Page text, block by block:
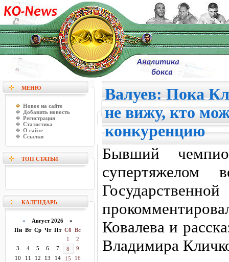
МЕНЮ
Новое на сайте
Добавить новость
Регистрация
Статистика
О сайте
Ссылки
ТОП СТАТЬИ
КАЛЕНДАРЬ
« Август 2026 »
Пн Вт Ср Чт Пт Сб Вс
1
2
3
4 5 6 7 8
9
10
11 12 13 14 15
16
Валуев: Пока
не вижу, кто
конкуренцию
Бывший
Ковалева и
Владимира